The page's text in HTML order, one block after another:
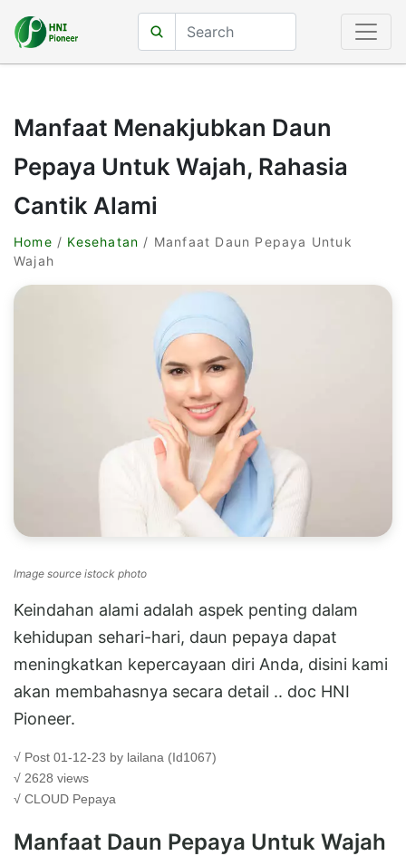
Manfaat Menakjubkan Daun
Pepaya Untuk Wajah, Rahasia
Cantik Alami
Home / Kesehatan / Manfaat Daun Pepaya Untuk
Wajah
Image source istock photo
Keindahan alami adalah aspek penting dalam
kehidupan sehari-hari, daun pepaya dapat
meningkatkan kepercayaan diri Anda, disini kami
akan membahasnya secara detail .. doc HNI
Pioneer.
√ Post 01-12-23 by lailana (Id1067)
√ 2628 views
√ CLOUD Pepaya
Manfaat Daun Pepaya Untuk Wajah